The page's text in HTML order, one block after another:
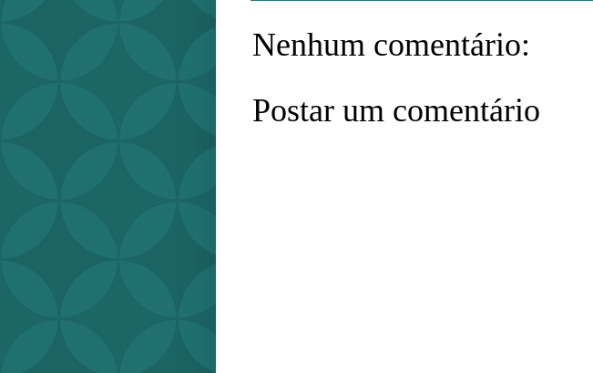
Nenhum comentário:
Postar um comentário